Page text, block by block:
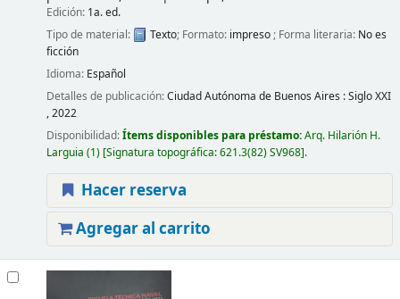
Edición: 1a. ed.
Tipo de material:
Texto; Formato: impreso; Forma literaria: No es
ficción
Idioma: Español
Detalles de publicación:Ciudad Autónoma de Buenos Aires :Siglo XXI
,2022
Disponibilidad:Ítems disponibles para préstamo:Arq. Hilarión H.
Larguia (1) Signatura topográfica:621.3(82) SV968 .
Hacer reserva
Agregar al carrito